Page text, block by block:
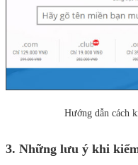
Hướng dẫn cách
3. Những lưu ý khi